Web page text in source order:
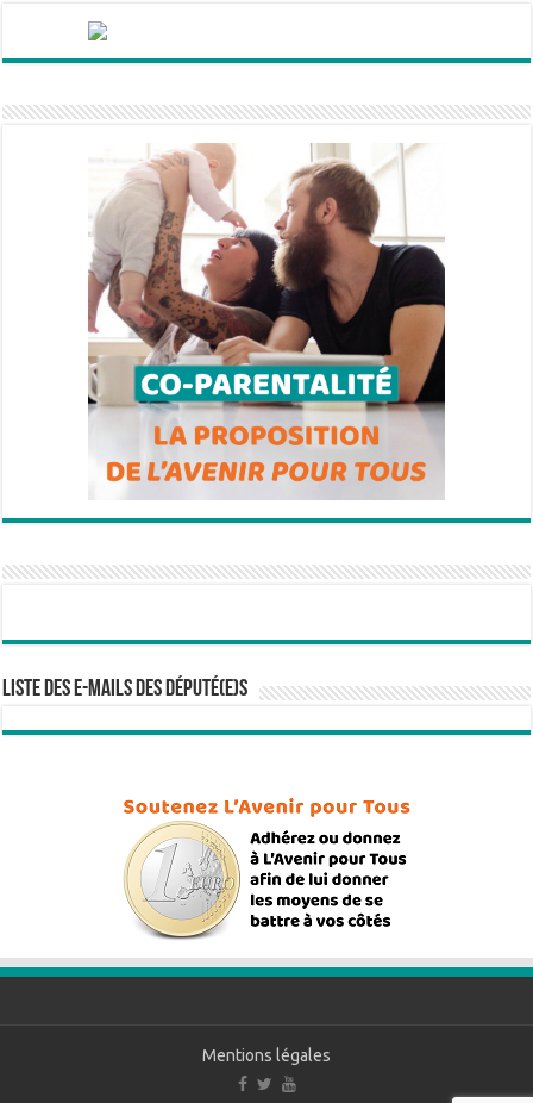
Liste des e-mails des député(e)s
Mentions légales